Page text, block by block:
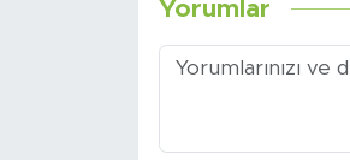
Yorumlar